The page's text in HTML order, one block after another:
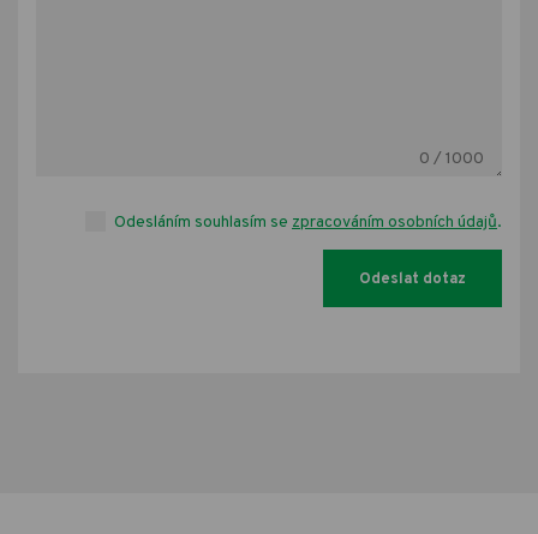
0 / 1000
Odesláním souhlasím se zpracováním osobních údajů.